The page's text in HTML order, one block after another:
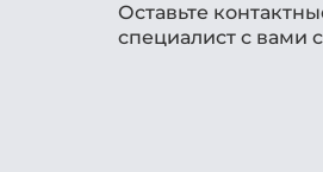
Оставьте
специалист с вами